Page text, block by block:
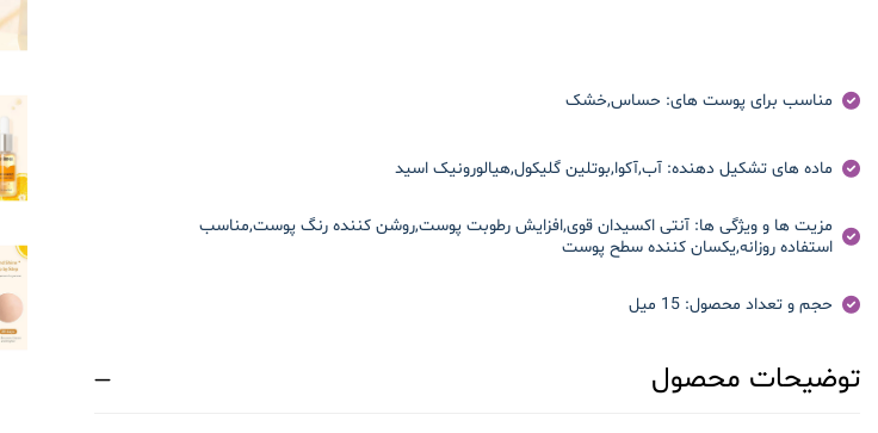
مناسب برای پوست های: حساس,خشک
ماده های تشکیل دهنده: آب,آکوا,بوتلین گلیکول,هیالورونیک اسید
مزیت ها و ویژگی ها: آنتی اکسیدان قوی,افزایش رطوبت پوست,روشن کننده رنگ پوست,مناسب
استفاده روزانه,یکسان کننده سطح پوست
حجم و تعداد محصول:
توضیحات محصول